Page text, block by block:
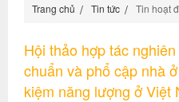
Trang chủ Tin tức Tin hoạt
Hội thảo hợp tác
chuẩn và phổ cập nhà
kiệm năng lượng ở Việt